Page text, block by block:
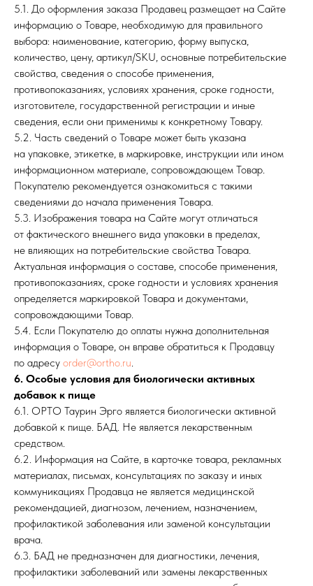
5.1. До оформления заказа Продавец размещает на Сайте
информацию о Товаре, необходимую для правильного
выбора: наименование, категорию, форму выпуска,
количество, цену, артикул/SKU, основные потребительские
свойства, сведения о способе применения,
противопоказаниях, условиях хранения, сроке годности,
изготовителе, государственной регистрации и иные
сведения, если они применимы к конкретному Товару.
5.2. Часть сведений о Товаре может быть указана
на упаковке, этикетке, в маркировке, инструкции или ином
информационном материале, сопровождающем Товар.
Покупателю рекомендуется ознакомиться с такими
сведениями до начала применения Товара.
5.3. Изображения товара на Сайте могут отличаться
от фактического внешнего вида упаковки в пределах,
не влияющих на потребительские свойства Товара.
Актуальная информация о составе, способе применения,
противопоказаниях, сроке годности и условиях хранения
определяется маркировкой Товара и документами,
сопровождающими Товар.
5.4. Если Покупателю до оплаты нужна дополнительная
информация о Товаре, он вправе обратиться к Продавцу
по адресу order@ortho.ru.
6. Особые условия для биологически активных
добавок к пище
6.1. ОРТО Таурин Эрго является биологически активной
добавкой к пище. БАД. Не является лекарственным
средством.
6.2. Информация на Сайте, в карточке товара, рекламных
материалах, письмах, консультациях по заказу и иных
коммуникациях Продавца не является медицинской
рекомендацией, диагнозом, лечением, назначением,
профилактикой заболевания или заменой консультации
врача.
6.3. БАД не предназначен для диагностики, лечения,
профилактики заболеваний или замены лекарственных